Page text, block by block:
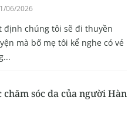
06/2026
định chúng tôi sẽ đi thuyền
mà bố mẹ tôi kể nghe có vẻ
chăm sóc da của người Hàn